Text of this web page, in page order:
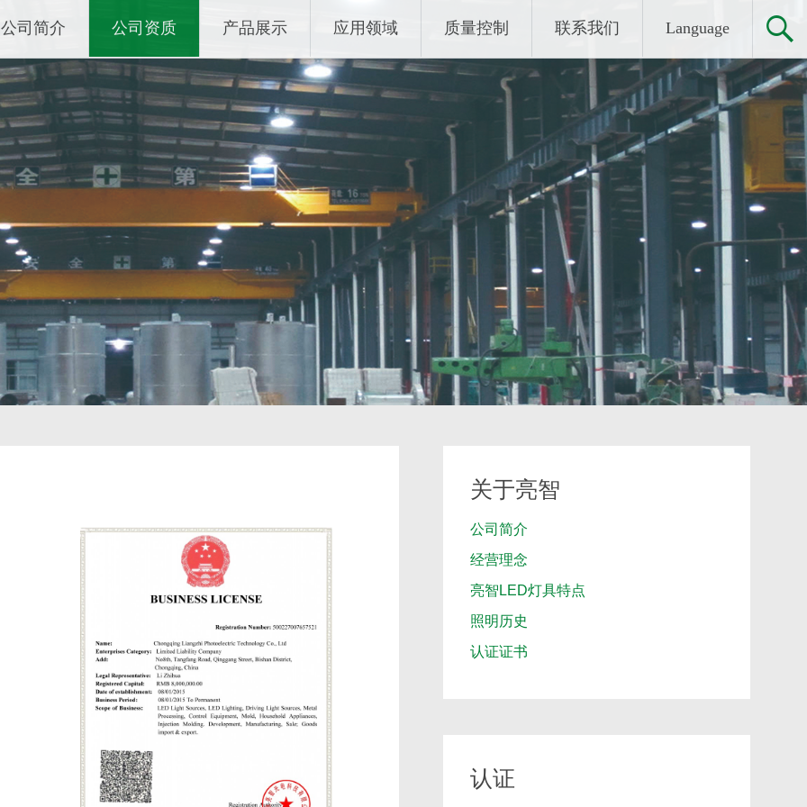
公司简介 公司资质 产品展示 应用领域 质量控制 联系我们 Language
关于亮智
公司简介
经营理念
亮智LED灯具特点
照明历史
认证证书
认证